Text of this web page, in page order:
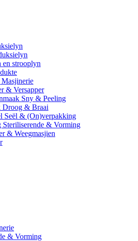
en strooplyn
& Versapper
Sny & Peeling
Droog & Braai
Seël & (On)verpakking
Steriliserende & Vorming
& Weegmasjien
& Vorming